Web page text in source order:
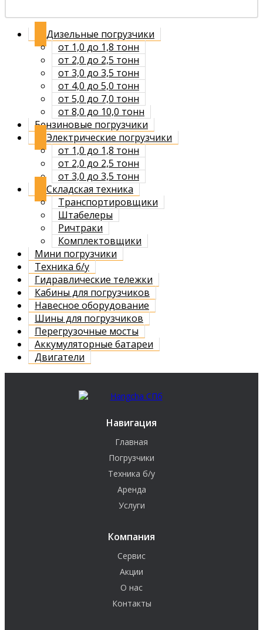
Дизельные погрузчики
от 1,0 до 1,8 тонн
от 2,0 до 2,5 тонн
от 3,0 до 3,5 тонн
от 4,0 до 5,0 тонн
от 5,0 до 7,0 тонн
от 8,0 до 10,0 тонн
Бензиновые погрузчики
Электрические погрузчики
от 1,0 до 1,8 тонн
от 2,0 до 2,5 тонн
от 3,0 до 3,5 тонн
Складская техника
Транспортировщики
Штабелеры
Ричтраки
Комплектовщики
Мини погрузчики
Техника б/у
Гидравлические тележки
Кабины для погрузчиков
Навесное оборудование
Шины для погрузчиков
Перегрузочные мосты
Аккумуляторные батареи
Двигатели
Навигация
Главная
Погрузчики
Техника б/у
Аренда
Услуги
Компания
Сервис
Акции
О нас
Контакты